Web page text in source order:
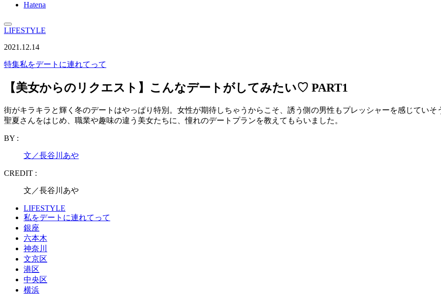
Hatena
LIFESTYLE
2021.12.14
特集私をデートに連れてって
【美女からのリクエスト】こんなデートがしてみたい♡ PART1
街がキラキラと輝く冬のデートはやっぱり特別。女性が期待しちゃうからこそ、誘う側の男性もプレッシャーを感じてい
聖夏さんをはじめ、職業や趣味の違う美女たちに、憧れのデートプランを教えてもらいました。
BY :
文／長谷川あや
CREDIT :
文／長谷川あや
LIFESTYLE
私をデートに連れてって
銀座
六本木
神奈川
文京区
港区
中央区
横浜